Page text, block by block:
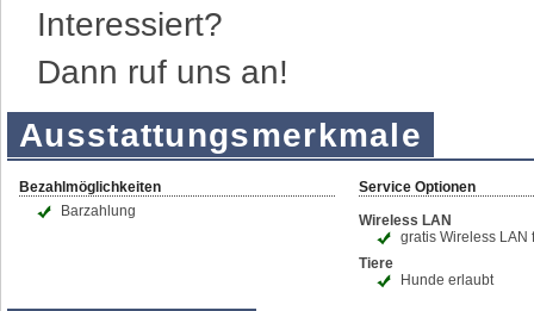
Interessiert?
Dann ruf uns an!
Ausstattungsmerkmale
Bezahlmöglichkeiten
Barzahlung
Service Optionen
Wireless LAN
gratis Wireless LAN
Tiere
Hunde erlaubt